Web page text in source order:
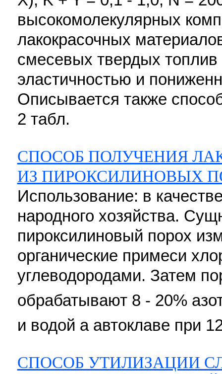
высокомолекулярных
лакокрасочных
смесевых твердых
эластичностью и
Описывается также
2 табл.
СПОСОБ ПОЛУЧЕНИЯ
ИЗ ПИРОКСИЛИНОВЫХ
Использование: в
народного хозяйства.
пироксилиновый порох
органические примеси
углеводородами. Затем
обрабатывают 8 - 20%
и водой а автоклаве при
СПОСОБ УТИЛИЗАЦИИ